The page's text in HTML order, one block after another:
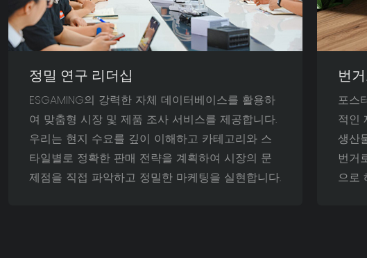
정밀 연구 리더십
ESGAMING의 강력한 자체 데이터베이스를 활용하
여 맞춤형 시장 및 제품 조사 서비스를 제공합니다.
우리는 현지 수요를 깊이 이해하고 카테고리와 스
타일별로 정확한 판매 전략을 계획하여 시장의 문
제점을 직접 파악하고 정밀한 마케팅을 실현합니다.
번
포스
적인
생산
번거
으로